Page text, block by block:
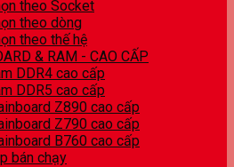
theo Socket
theo dòng
theo thế hệ
& RAM - CAO CẤP
DDR4 cao cấp
DDR5 cao cấp
Z890 cao cấp
Z790 cao cấp
B760 cao cấp
bán chạy